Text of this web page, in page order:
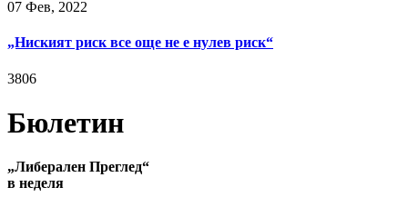
07 Фев, 2022
„Ниският риск все още не е нулев риск“
3806
Бюлетин
„Либерален Преглед“
в неделя